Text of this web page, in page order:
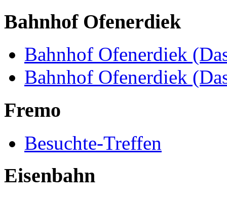
Bahnhof Ofenerdiek
Bahnhof Ofenerdiek
Bahnhof Ofenerdiek
Fremo
Besuchte-Treffen
Eisenbahn